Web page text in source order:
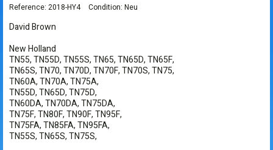
Reference: 2018-HY4 Condition: Neu
David Brown
New Holland
TN55, TN55D, TN55S, TN65, TN65D, TN65F,
TN65S, TN70, TN70D, TN70F, TN70S, TN75,
TN60A, TN70A, TN75A,
TN55D, TN65D, TN75D,
TN60DA, TN70DA, TN75DA,
TN75F, TN80F, TN90F, TN95F,
TN75FA, TN85FA, TN95FA,
TN55S, TN65S, TN75S,